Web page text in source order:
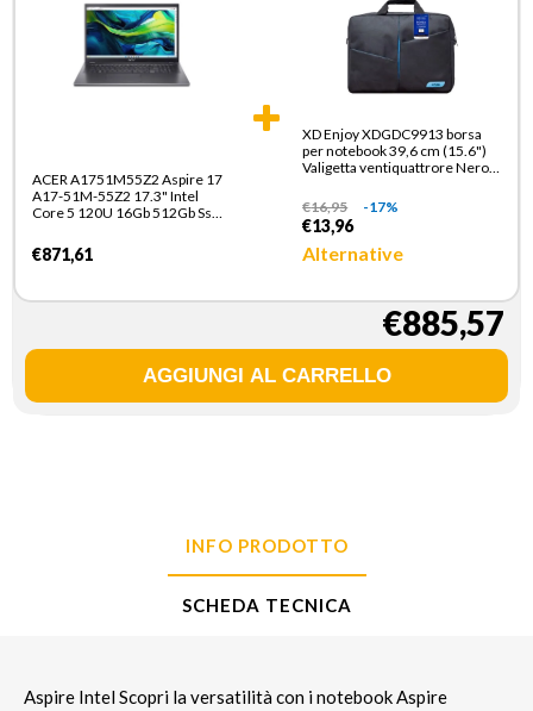
ACER A1751M55Z2 Aspire 17
A17-51M-55Z2 17.3" Intel
Core 5 120U 16Gb 512Gb Ssd
€871,61
XD Enjoy XDGDC9913 borsa
per notebook 39,6 cm (15.6")
Valigetta ventiquattrore Nero,
€16,95 -17%
€13,96
Alternative
€885,57
INFO PRODOTTO
SCHEDA TECNICA
Aspire Intel Scopri la versatilità con i notebook Aspire